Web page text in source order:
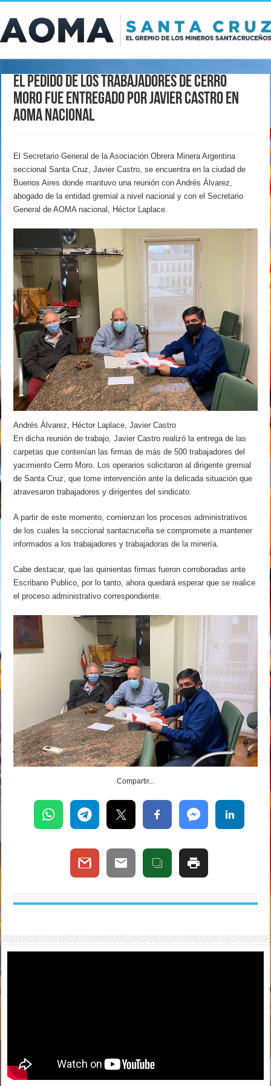
El pedido de los trabajadores de Cerro
Moro fue entregado por Javier Castro en
AOMA Nacional
El Secretario General de la Asociación Obrera Minera Argentina
seccional Santa Cruz, Javier Castro, se encuentra en la ciudad de
Buenos Aires donde mantuvo una reunión con Andrés Álvarez,
abogado de la entidad gremial a nivel nacional y con el Secretario
General de AOMA nacional, Héctor Laplace.
Andrés Álvarez, Héctor Laplace, Javier Castro
En dicha reunión de trabajo, Javier Castro realizó la entrega de las
carpetas que contenían las firmas de más de 500 trabajadores del
yacimiento Cerro Moro. Los operarios solicitaron al dirigente gremial
de Santa Cruz, que tome intervención ante la delicada situación que
atravesaron trabajadores y dirigentes del sindicato.
A partir de este momento, comienzan los procesos administrativos
de los cuales la seccional santacruceña se compromete a mantener
informados a los trabajadores y trabajadoras de la minería.
Cabe destacar, que las quinientas firmas fueron corroboradas ante
Escribano Publico, por lo tanto, ahora quedará esperar que se realice
el proceso administrativo correspondiente.
Compartir...